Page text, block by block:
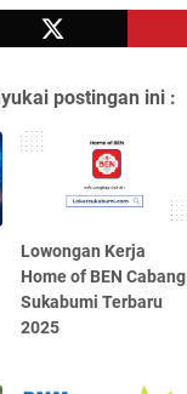
postingan ini :
Lowongan Kerja
Home of BEN Cabang
Sukabumi Terbaru
2025